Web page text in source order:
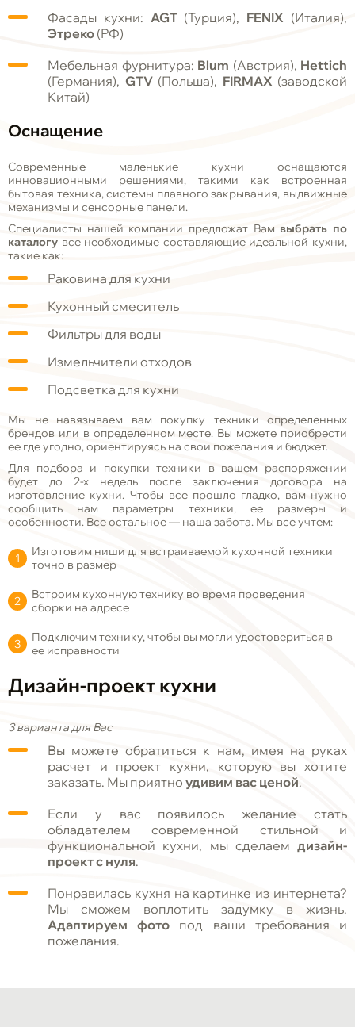
Фасады кухни: AGT(Турция), FENIX (Италия),
Этреко (РФ)
Мебельная фурнитура: Blum (Австрия), Hettich
(Германия), GTV(Польша), FIRMAX (заводской
Китай)
Оснащение
Современные маленькие кухни оснащаются
инновационными решениями, такими как встроенная
бытовая техника, системы плавного закрывания, выдвижные
механизмы и сенсорные панели.
Специалисты нашей компании предложат Вам выбрать по
каталогу все необходимые составляющие идеальной кухни,
такие как:
Раковина для кухни
Кухонный смеситель
Фильтры для воды
Измельчители отходов
Подсветка для кухни
Мы не навязываем вам покупку техники определенных
брендов или в определенном месте. Вы можете приобрести
ее где угодно, ориентируясь на свои пожелания и бюджет.
Для подбора и покупки техники в вашем распоряжении
будет до 2-х недель после заключения договора на
изготовление кухни. Чтобы все прошло гладко, вам нужно
сообщить нам параметры техники, ее размеры и
особенности. Все остальное— наша забота. Мы все учтем:
Изготовим ниши для встраиваемой кухонной техники
точно в размер
Встроим кухонную технику во время проведения
сборки на адресе
Подключим технику, чтобы вы могли удостовериться в
ее исправности
Дизайн-проект кухни
3 варианта для Вас
Вы можете обратиться к нам, имея на руках
расчет и проект кухни, которую вы хотите
заказать. Мы приятно удивим вас ценой.
Если у вас появилось желание стать
обладателем современной стильной и
функциональной кухни, мы сделаем дизайн-
проект с нуля.
Понравилась кухня на картинке из интернета?
Мы сможем воплотить задумку в жизнь.
Адаптируем фото под ваши требования и
пожелания.